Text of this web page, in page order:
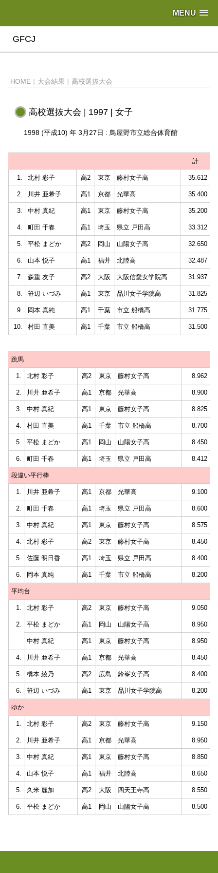
MENU
GFCJ
HOME | 大会結果 | 高校選抜大会
高校選抜大会 | 1997 | 女子
1998 (平成10) 年 3月27日 : 鳥屋野市立総合体育館
計
1. 北村 彩子 高2 東京 藤村女子高 35.612
2. 川井 亜希子 高1 京都 光華高 35.400
3. 中村 真紀 高1 東京 藤村女子高 35.200
4. 町田 千春 高1 埼玉 県立 戸田高 33.312
5. 平松 まどか 高2 岡山 山陽女子高 32.650
6. 山本 悦子 高1 福井 北陸高 32.487
7. 森重 友子 高2 大阪 大阪信愛女学院高 31.937
8. 笹辺 いづみ 高1 東京 品川女子学院高 31.825
9. 岡本 真純 高1 千葉 市立 船橋高 31.775
10. 村田 直美 高1 千葉 市立 船橋高 31.500
跳馬
1. 北村 彩子 高2 東京 藤村女子高 8.962
2. 川井 亜希子 高1 京都 光華高 8.900
3. 中村 真紀 高1 東京 藤村女子高 8.825
4. 村田 直美 高1 千葉 市立 船橋高 8.700
5. 平松 まどか 高1 岡山 山陽女子高 8.450
6. 町田 千春 高1 埼玉 県立 戸田高 8.412
段違い平行棒
1. 川井 亜希子 高1 京都 光華高 9.100
2. 町田 千春 高1 埼玉 県立 戸田高 8.600
3. 中村 真紀 高1 東京 藤村女子高 8.575
4. 北村 彩子 高2 東京 藤村女子高 8.450
5. 佐藤 明日香 高1 埼玉 県立 戸田高 8.400
6. 岡本 真純 高1 千葉 市立 船橋高 8.200
平均台
1. 北村 彩子 高2 東京 藤村女子高 9.050
2. 平松 まどか 高1 岡山 山陽女子高 8.950
中村 真紀 高1 東京 藤村女子高 8.950
4. 川井 亜希子 高1 京都 光華高 8.450
5. 橋本 綾乃 高2 広島 鈴峯女子高 8.400
6. 笹辺 いづみ 高1 東京 品川女子学院高 8.200
ゆか
1. 北村 彩子 高2 東京 藤村女子高 9.150
2. 川井 亜希子 高1 京都 光華高 8.950
3. 中村 真紀 高1 東京 藤村女子高 8.850
4. 山本 悦子 高1 福井 北陸高 8.650
5. 久米 麗加 高2 大阪 四天王寺高 8.550
6. 平松 まどか 高1 岡山 山陽女子高 8.500